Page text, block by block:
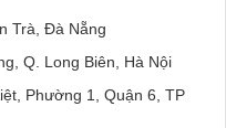
Trà, Đà Nẵng
Q. Long Biên, Hà Nội
Phường 1, Quận 6, TP